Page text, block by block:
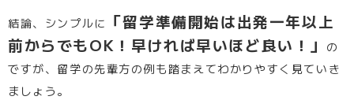
結論、シンプルに 「留学準備開始は出発一年以上
前からでもOK！早ければ早いほど良い！」
の
ですが、留学の先輩方の例も踏まえてわかりやすく見ていき
ましょう。